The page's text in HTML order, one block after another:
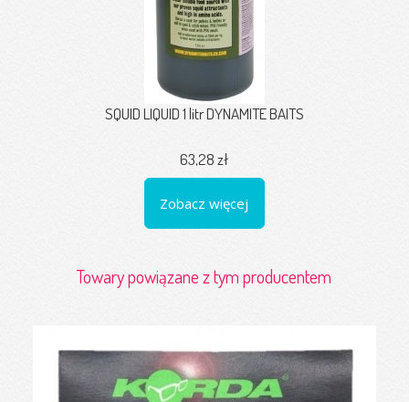
SQUID LIQUID 1 litr DYNAMITE BAITS
63,28 zł
Zobacz więcej
Towary powiązane z tym producentem